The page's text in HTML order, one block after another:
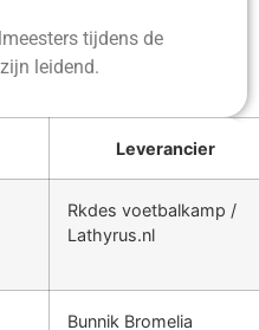
tijdens de
leidend.
Leverancier
Rkdes voetbalkamp /
Lathyrus.nl
Bunnik Bromelia